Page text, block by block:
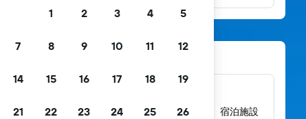
数百万件の実際の宿泊者によるレビューから、宿泊施設
1 2 3 4 5
7 8 9 10 11 12
14 15 16 17 18 19
21 22 23 24 25 26